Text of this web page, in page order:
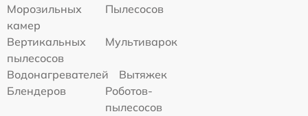
Морозильных
камер
Пылесосов
Вертикальных
пылесосов
Мультиварок
Водонагревателей
Вытяжек
Блендеров
Роботов-
пылесосов